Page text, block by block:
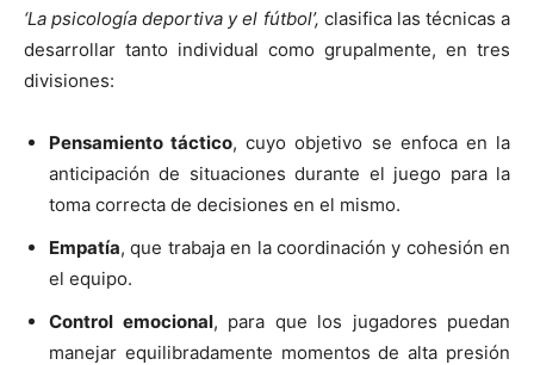
‘La psicología deportiva y el fútbol’, clasifica las técnicas a
desarrollar tanto individual como grupalmente, en tres
divisiones:
Pensamiento táctico, cuyo objetivo se enfoca en la
anticipación de situaciones durante el juego para la
toma correcta de decisiones en el mismo.
Empatía, que trabaja en la coordinación y cohesión en
el equipo.
Control emocional, para que los jugadores puedan
manejar equilibradamente momentos de alta presión